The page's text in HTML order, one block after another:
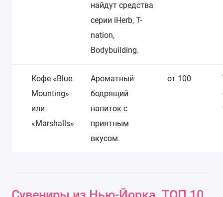
найдут средства
серии iHerb, T-
nation,
Bodybuilding.
Кофе «Blue
Mounting»
или
«Marshalls»
Ароматный
бодрящий
напиток с
приятным
вкусом.
от 100